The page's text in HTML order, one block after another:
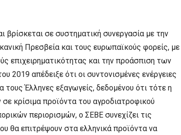
βρίσκεται σε συστηματική συνεργασία με την
Πρεσβεία και τους ευρωπαϊκούς φορείς, με
επιχειρηματικότητας και την προάσπιση των
2019 απέδειξε ότι οι συντονισμένες ενέργειες
Έλληνες εξαγωγείς, δεδομένου ότι τότε η
κρίσιμα προϊόντα του αγροδιατροφικού
περιορισμών, ο ΣΕΒΕ συνεχίζει τις
θα επιτρέψουν στα ελληνικά προϊόντα να